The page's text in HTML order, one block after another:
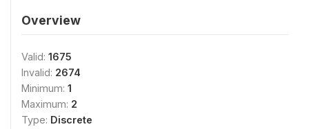
Overview
Valid: 1675
Invalid: 2674
Minimum: 1
Maximum: 2
Type: Discrete